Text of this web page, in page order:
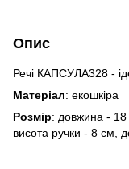
Опис
Речі КАПСУЛА328 -
Матеріал: екошкіра
Розмір: довжина -
висота ручки - 8 см,